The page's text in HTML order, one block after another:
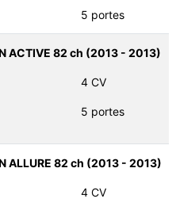
5 portes
ACTIVE 82 ch (2013 - 2013)
4 CV
5 portes
ALLURE 82 ch (2013 - 2013)
4 CV